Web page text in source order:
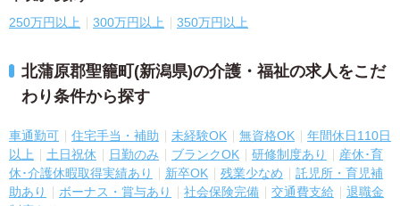
250万円以上 300万円以上 350万円以上
北蒲原郡聖籠町(新潟県)の介護・福祉の求人をこだ
わり条件から探す
車通勤可 住宅手当・補助 未経験OK 無資格OK
年間休日110日
以上
土日祝休 日勤のみ ブランクOK 研修制度あり
産休･育
休･介護休暇取得実績あり
新卒OK 残業少なめ
託児所・育児補
助あり
ボーナス・賞与あり 社会保険完備 交通費支給
退職金